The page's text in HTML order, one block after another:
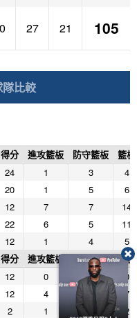
27 21 105
隊比較
得分 進攻籃板 防守籃板
籃板
24 1 3
4
20 1 5
6
12 7 7
14
22 6 5
11
12 1 4
5
得分 進攻籃板 防守籃板
籃板
12 0 0
0
12 4 3
7
2 1 1
2